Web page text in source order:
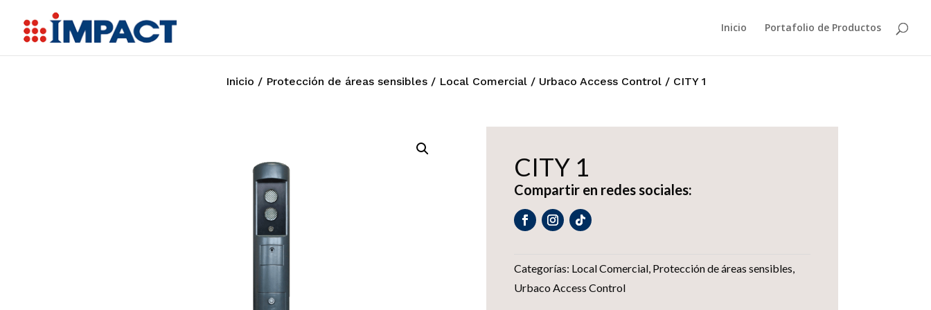
Inicio Portafolio de Productos
Inicio / Protección de áreas sensibles/ Local Comercial/ Urbaco Access Control/ CITY 1
CITY 1
Compartir en redes sociales:
Categorías: Local Comercial, Protección de áreas sensibles
Urbaco Access Control